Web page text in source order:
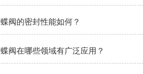
蝶阀的密封性能如何？
蝶阀在哪些领域有广泛应用？